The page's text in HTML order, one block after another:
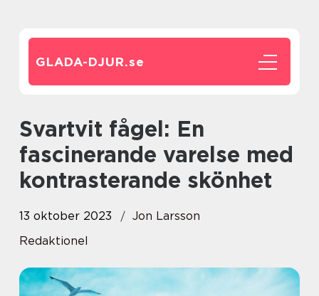
GLADA-DJUR.se
Svartvit fågel: En
fascinerande varelse med
kontrasterande skönhet
13 oktober 2023
Jon Larsson
Redaktionel